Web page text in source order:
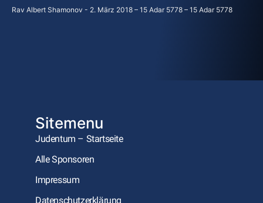
Rav Albert Shamonov 2. März 2018 – 15 Adar 5778 – 15 Adar 5778
Sitemenu
Judentum – Startseite
Alle Sponsoren
Impressum
Datenschutzerklärung